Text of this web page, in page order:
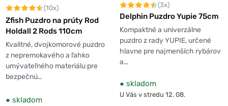
(10x)
Zfish Puzdro na prúty Rod
Holdall 2 Rods 110cm
Kvalitné, dvojkomorové puzdro
z nepremokavého a ľahko
umývateľného materiálu pre
bezpečnú…
● skladom
(3x)
Delphin Puzdro Yupie 75cm
Kompaktné a univerzálne
puzdro z rady YUPIE, určené
hlavne pre najmenších rybárov
a…
● skladom
U Vás v stredu 12. 08.